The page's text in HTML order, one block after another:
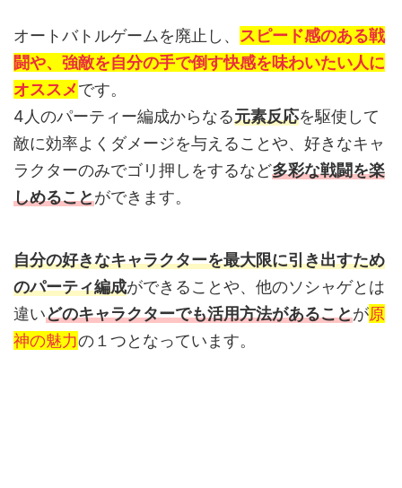
オートバトルゲームを廃止し、 スピード感のある戦
闘や、強敵を自分の手で倒す快感を味わいたい人に
オススメです。
4人のパーティー編成からなる元素反応を駆使して
敵に効率よくダメージを与えることや、好きなキャ
ラクターのみでゴリ押しをするなど多彩な戦闘を楽
しめることができます。
自分の好きなキャラクターを最大限に引き出すため
のパーティ編成ができることや、他のソシャゲとは
違いどのキャラクターでも活用方法があることが原
神の魅力の１つとなっています。